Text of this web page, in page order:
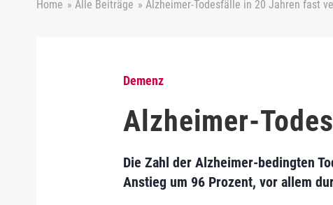
Home » Alle Beiträge » Alzheimer-Todesfälle in 20 Jahren fast
Demenz
Alzheimer-
Die Zahl der Alzheimer-bedingten
Anstieg um 96 Prozent, vor allem